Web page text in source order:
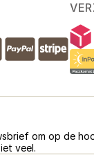
om op de
veel.